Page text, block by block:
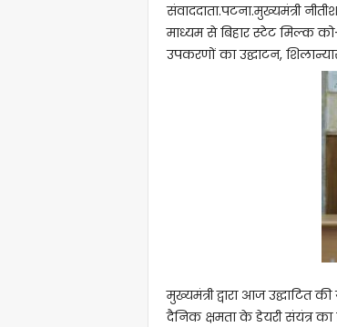
संवाददाता.पटना.मुख्यमंत्री
माध्यम से बिहार स्टेट मिल्क
उपकरणों का उद्घाटन,
मुख्यमंत्री द्वारा आज
दैनिक क्षमता के डेयरी संयंत्र का